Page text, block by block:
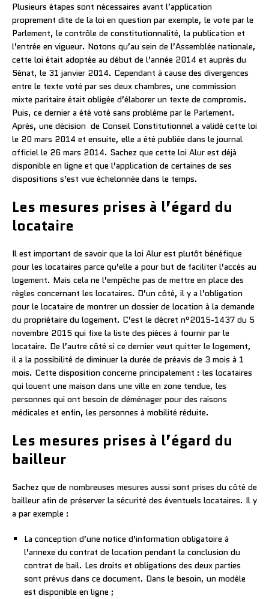
Plusieurs étapes sont nécessaires avant l’application
proprement dite de la loi en question par exemple, le vote par le
Parlement, le contrôle de constitutionnalité, la publication et
l’entrée en vigueur. Notons qu’au sein de l’Assemblée nationale,
cette loi était adoptée au début de l’année 2014 et auprès du
Sénat, le 31 janvier 2014. Cependant à cause des divergences
entre le texte voté par ses deux chambres, une commission
mixte paritaire était obligée d’élaborer un texte de compromis.
Puis, ce dernier a été voté sans problème par le Parlement.
Après, une décision de Conseil Constitutionnel a validé cette loi
le 20 mars 2014 et ensuite, elle a été publiée dans le journal
officiel le 26 mars 2014. Sachez que cette loi Alur est déjà
disponible en ligne et que l’application de certaines de ses
dispositions s’est vue échelonnée dans le temps.
Les mesures prises à l’égard du
locataire
Il est important de savoir que la loi Alur est plutôt bénéfique
pour les locataires parce qu’elle a pour but de faciliter l’accès au
logement. Mais cela ne l’empêche pas de mettre en place des
règles concernant les locataires. D’un côté, il y a l’obligation
pour le locataire de montrer un dossier de location à la demande
du propriétaire du logement. C’est le décret n°2015-1437 du 5
novembre 2015 qui fixe la liste des pièces à fournir par le
locataire. De l’autre côté si ce dernier veut quitter le logement,
il a la possibilité de diminuer la durée de préavis de 3 mois à 1
mois. Cette disposition concerne principalement : les locataires
qui louent une maison dans une ville en zone tendue, les
personnes qui ont besoin de déménager pour des raisons
médicales et enfin, les personnes à mobilité réduite.
Les mesures prises à l’égard du
bailleur
Sachez que de nombreuses mesures aussi sont prises du côté de
bailleur afin de préserver la sécurité des éventuels locataires. Il y
a par exemple :
La conception d’une notice d’information obligatoire à
l’annexe du contrat de location pendant la conclusion du
contrat de bail. Les droits et obligations des deux parties
sont prévus dans ce document. Dans le besoin, un modèle
est disponible en ligne ;